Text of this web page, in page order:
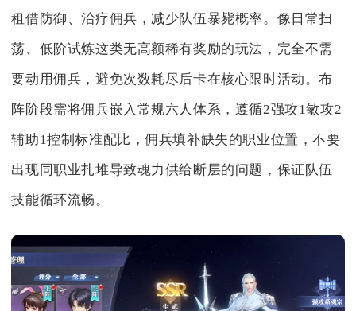
租借防御、治疗佣兵，减少队伍暴毙概率。像日常扫
荡、低阶试炼这类无高额稀有奖励的玩法，完全不需
要动用佣兵，避免次数耗尽后卡在核心限时活动。布
阵阶段需将佣兵嵌入常规六人体系，遵循2强攻1敏攻2
辅助1控制标准配比，佣兵填补缺失的职业位置，不要
出现同职业扎堆导致魂力供给断层的问题，保证队伍
技能循环流畅。